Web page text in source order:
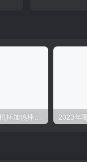
新手必看！使用飞机杯加热棒的注意事项